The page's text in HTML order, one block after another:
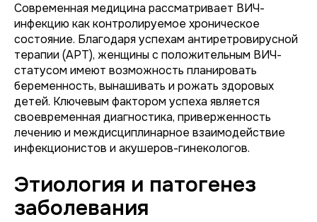
Современная медицина рассматривает ВИЧ-
инфекцию как контролируемое хроническое
состояние. Благодаря успехам антиретровирусной
терапии (АРТ), женщины с положительным ВИЧ-
статусом имеют возможность планировать
беременность, вынашивать и рожать здоровых
детей. Ключевым фактором успеха является
своевременная диагностика, приверженность
лечению и междисциплинарное взаимодействие
инфекционистов и акушеров-гинекологов.
Этиология и патогенез
заболевания